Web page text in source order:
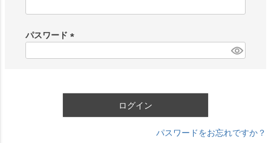
)
パスワード
ログイン
パスワードをお忘れですか？